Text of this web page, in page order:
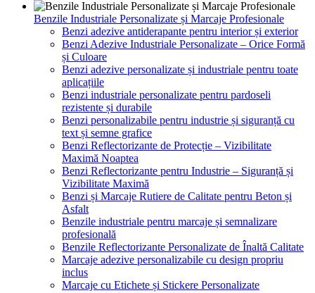
Benzile Industriale Personalizate și Marcaje Profesionale
Benzi adezive antiderapante pentru interior și exterior
Benzi Adezive Industriale Personalizate – Orice Formă
și Culoare
Benzi adezive personalizate și industriale pentru toate
aplicațiile
Benzi industriale personalizate pentru pardoseli
rezistente și durabile
Benzi personalizabile pentru industrie și siguranță cu
text și semne grafice
Benzi Reflectorizante de Protecție – Vizibilitate
Maximă Noaptea
Benzi Reflectorizante pentru Industrie – Siguranță și
Vizibilitate Maximă
Benzi și Marcaje Rutiere de Calitate pentru Beton și
Asfalt
Benzile industriale pentru marcaje și semnalizare
profesională
Benzile Reflectorizante Personalizate de Înaltă Calitate
Marcaje adezive personalizabile cu design propriu
inclus
Marcaje cu Etichete și Stickere Personalizate